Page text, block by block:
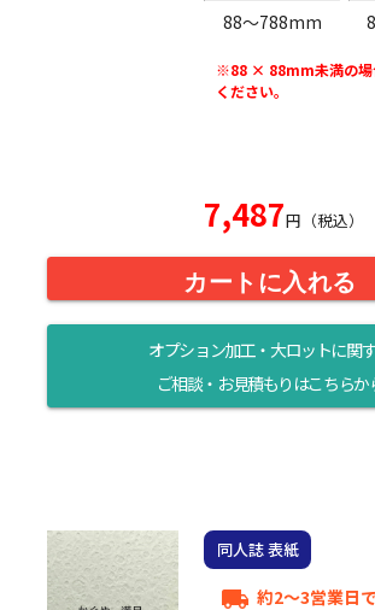
88〜788mm
※88 × 88mm未満の場
ください。
7,487円（税込）
カートに入れる
オプション加工・大ロットに関
ご相談・お見積もりはこちらか
同人誌 表紙
local_shipping 約2～3営業日